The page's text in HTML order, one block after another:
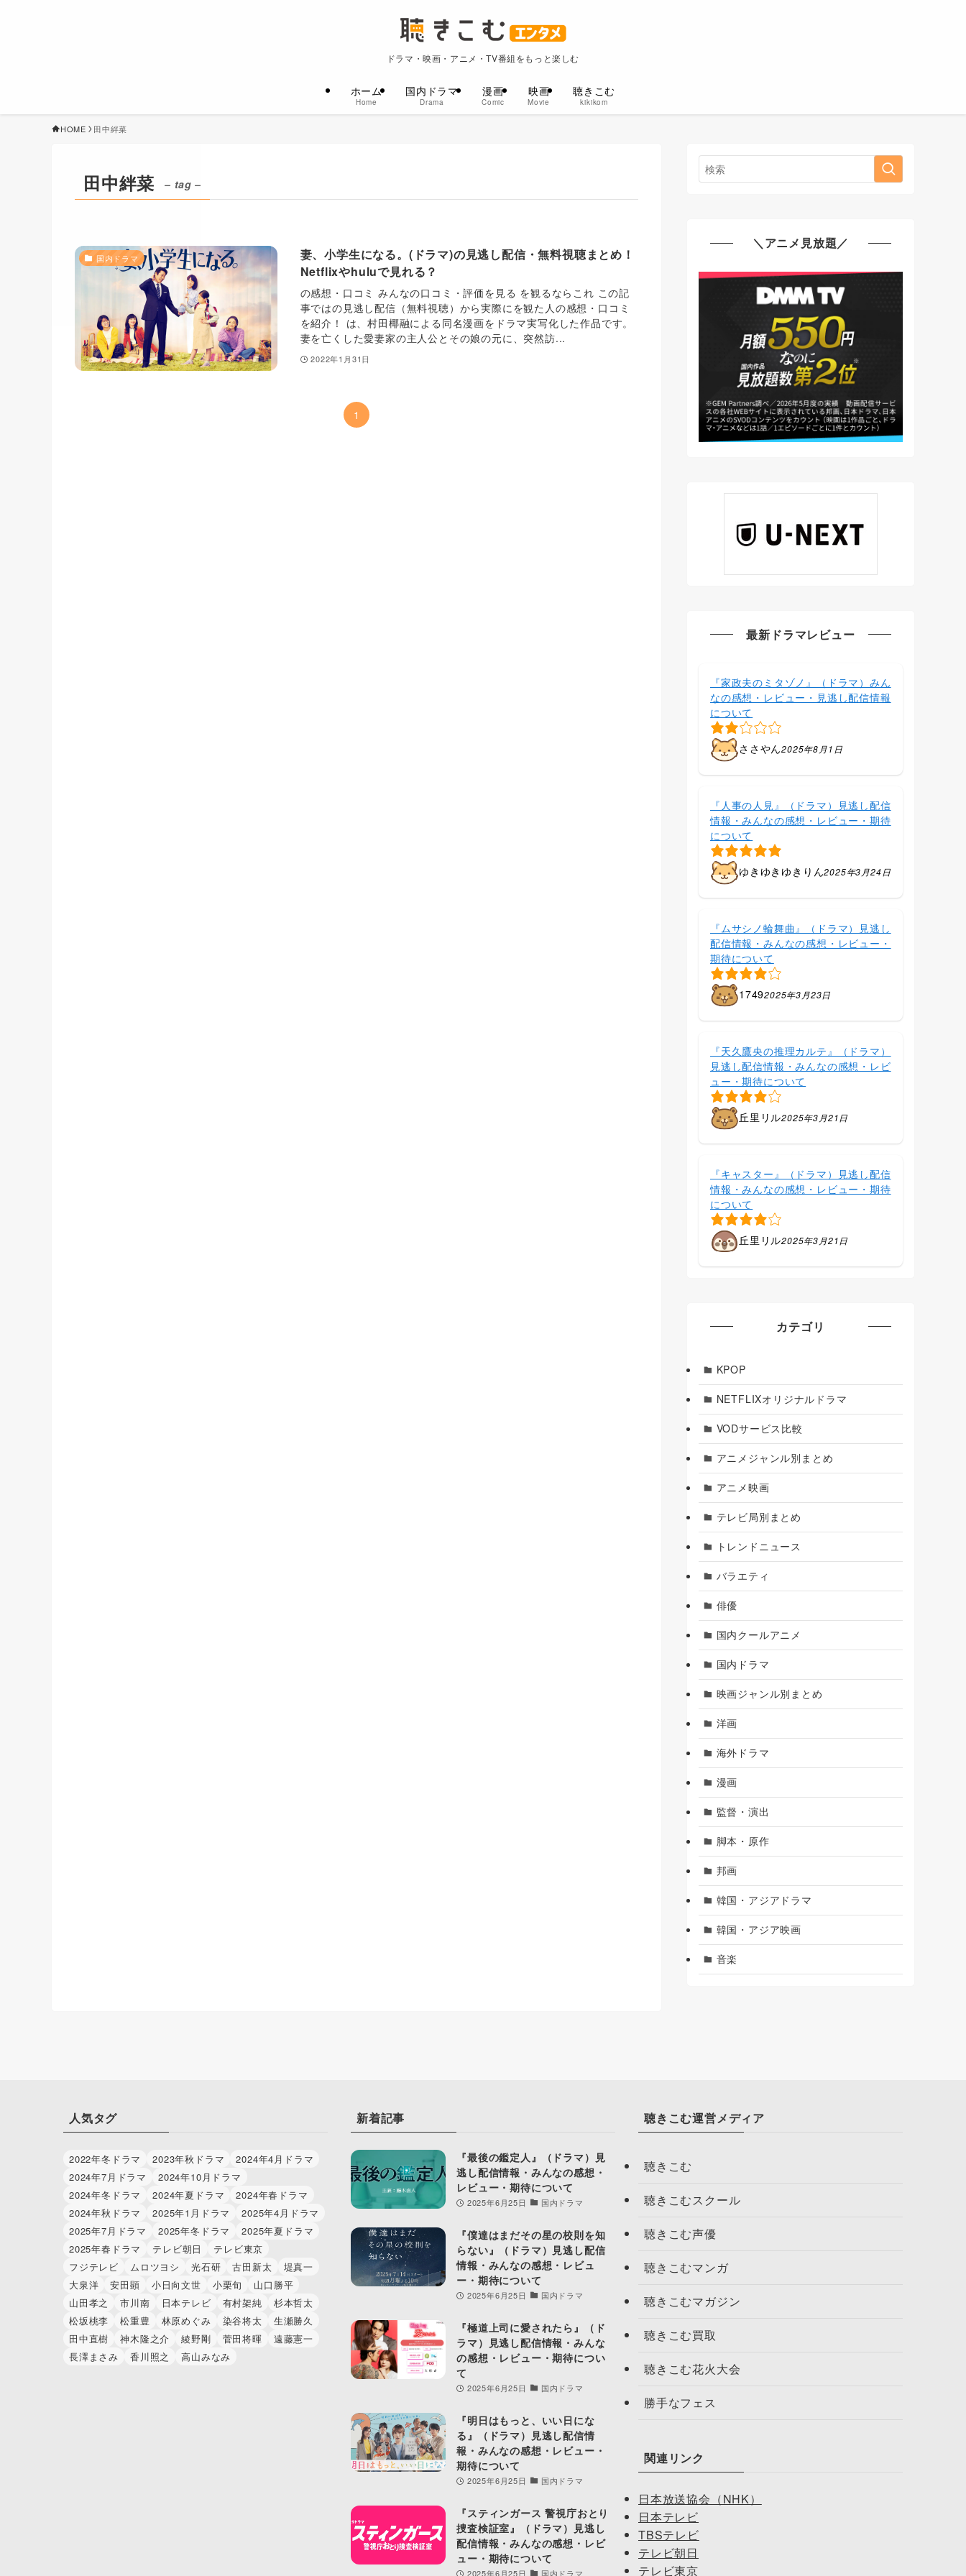
ドラマ・映画・アニメ・TV番組をもっと楽しむ
ホーム
Home
国内ドラマ
Drama
漫画
Comic
映画
Movie
聴きこむ
kikikom
HOME 田中絆菜
田中絆菜 – tag –
国内ドラマ
妻、小学生になる。(ドラマ)の見逃し配信・無料視聴まとめ！
Netflixやhuluで見れる？
の感想・口コミ みんなの口コミ・評価を見る を観るならこれ この記
事ではの見逃し配信（無料視聴）から実際にを観た人の感想・口コミ
を紹介！ は、村田椰融による同名漫画をドラマ実写化した作品です。
妻を亡くした愛妻家の主人公とその娘の元に、突然訪...
2022年1月31日
1
＼アニメ見放題／
最新ドラマレビュー
『家政夫のミタゾノ』（ドラマ）みん
なの感想・レビュー・見逃し配信情報
について
ささやん2025年8月1日
『人事の人見』（ドラマ）見逃し配信
情報・みんなの感想・レビュー・期待
について
ゆきゆきゆきりん2025年3月24日
『ムサシノ輪舞曲』（ドラマ）見逃し
配信情報・みんなの感想・レビュー・
期待について
17492025年3月23日
『天久鷹央の推理カルテ』（ドラマ）
見逃し配信情報・みんなの感想・レビ
ュー・期待について
丘里リル2025年3月21日
『キャスター』（ドラマ）見逃し配信
情報・みんなの感想・レビュー・期待
について
丘里リル2025年3月21日
カテゴリ
KPOP
NETFLIXオリジナルドラマ
VODサービス比較
アニメジャンル別まとめ
アニメ映画
テレビ局別まとめ
トレンドニュース
バラエティ
俳優
国内クールアニメ
国内ドラマ
映画ジャンル別まとめ
洋画
海外ドラマ
漫画
監督・演出
脚本・原作
邦画
韓国・アジアドラマ
韓国・アジア映画
音楽
人気タグ
2022年冬ドラマ 2023年秋ドラマ
2024年4月ドラマ
2024年7月ドラマ
2024年10月ドラマ
2024年冬ドラマ
2024年夏ドラマ
2024年春ドラマ
2024年秋ドラマ
2025年1月ドラマ
2025年4月ドラマ
2025年7月ドラマ
2025年冬ドラマ
2025年夏ドラマ
2025年春ドラマ
テレビ朝日
テレビ東京
フジテレビ
ムロツヨシ 光石研 古田新太
堤真一
大泉洋
安田顕 小日向文世 小栗旬
山口勝平
山田孝之
市川南 日本テレビ 有村架純
杉本哲太
松坂桃李
松重豊 林原めぐみ 染谷将太
生瀬勝久
田中直樹
神木隆之介 綾野剛 菅田将暉
遠藤憲一
長澤まさみ
香川照之 高山みなみ
新着記事
『最後の鑑定人』（ドラマ）見
逃し配信情報・みんなの感想・
レビュー・期待について
2025年6月25日 国内ドラマ
『僕達はまだその星の校則を知
らない』（ドラマ）見逃し配信
情報・みんなの感想・レビュ
ー・期待について
2025年6月25日 国内ドラマ
『極道上司に愛されたら』（ド
ラマ）見逃し配信情報・みんな
の感想・レビュー・期待につい
て
2025年6月25日 国内ドラマ
『明日はもっと、いい日にな
る』（ドラマ）見逃し配信情
報・みんなの感想・レビュー・
期待について
2025年6月25日 国内ドラマ
『スティンガース 警視庁おとり
捜査検証室』（ドラマ）見逃し
配信情報・みんなの感想・レビ
ュー・期待について
2025年6月25日 国内ドラマ
聴きこむ運営メディア
聴きこむ
聴きこむスクール
聴きこむ声優
聴きこむマンガ
聴きこむマガジン
聴きこむ買取
聴きこむ花火大会
勝手なフェス
関連リンク
日本放送協会（NHK）
日本テレビ
TBSテレビ
テレビ朝日
テレビ東京